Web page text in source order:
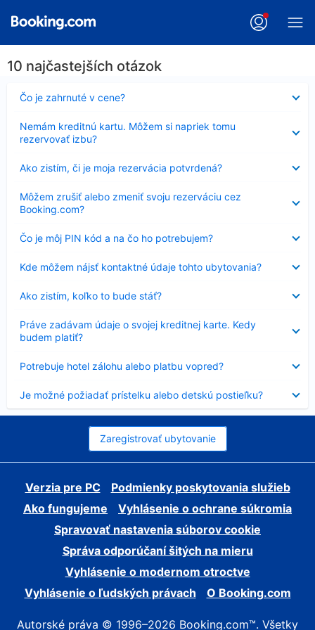
10 najčastejších otázok
Čo je zahrnuté v cene?
Nezobrazuje
sa
Nemám kreditnú kartu. Môžem si napriek tomu
rezervovať izbu?
sa
Ako zistím, či je moja rezervácia potvrdená?
sa
Môžem zrušiť alebo zmeniť svoju rezerváciu cez
Booking.com?
sa
Čo je môj PIN kód a na čo ho potrebujem?
Nezobrazuje
sa
Kde môžem nájsť kontaktné údaje tohto ubytovania?
sa
Ako zistím, koľko to bude stáť?
sa
Práve zadávam údaje o svojej kreditnej karte. Kedy
budem platiť?
sa
Potrebuje hotel zálohu alebo platbu vopred?
sa
Je možné požiadať prístelku alebo detskú postieľku?
sa
Zaregistrovať ubytovanie
Verzia pre PC
Podmienky poskytovania služieb
Ako fungujeme
Vyhlásenie o ochrane súkromia
Spravovať nastavenia súborov cookie
Správa odporúčaní šitých na mieru
Vyhlásenie o modernom otroctve
Vyhlásenie o ľudských právach
O Booking.com
Autorské práva © 1996–2026 Booking.com™. Všetky